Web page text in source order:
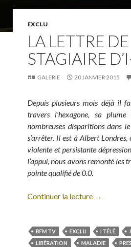
EXCLU
LA LETTRE
STAGIAIRE
GALERIE 20 JANVIER 2015
Depuis plusieurs mois déjà il
travers l’hexagone, sa
nombreuses disparitions dans
s’arrêter. Il est à Albert
violente et persistante
l’appui, nous avons remonté les
pointe qualifié de 0.0.
Continuer la lecture →
BFM TV EXCLU I TÉLÉ
LIBÉRATION
MALADIE